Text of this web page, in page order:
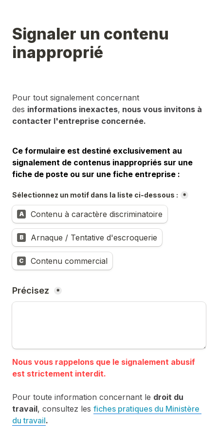
Signaler un contenu
inapproprié
Pour tout signalement concernant
des informations inexactes, nous vous invitons à
contacter l'entreprise concernée.
Ce formulaire est destiné exclusivement au
signalement de contenus inappropriés sur une
fiche de poste ou sur une fiche entreprise :
Sélectionnez un motif dans la liste ci-dessous : *
A Contenu à caractère discriminatoire
B Arnaque / Tentative d'escroquerie
C Contenu commercial
Précisez *
Nous vous rappelons que le signalement abusif
Pour toute information concernant le droit du
travail, consultez les fiches pratiques du Ministère
du travail